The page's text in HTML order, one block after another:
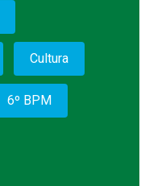
Cultura
6º BPM